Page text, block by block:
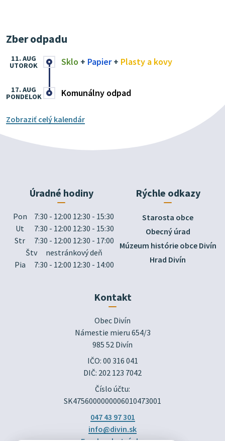
Zber odpadu
Sklo + Papier+ Plasty a kovy
11. AUG
UTOROK
Komunálny odpad
17. AUG
PONDELOK
Zobraziť celý kalendár
Úradné hodiny
Pon
7:30 - 12:00 12:30 - 15:30
Ut
7:30 - 12:00 12:30 - 15:30
Str
7:30 - 12:00 12:30 - 17:00
Štv
nestránkový deň
Pia
7:30 - 12:00 12:30 - 14:00
Rýchle odkazy
Starosta obce
Obecný úrad
Múzeum histórie obce Divín
Hrad Divín
Kontakt
Obec Divín
Námestie mieru 654/3
985 52 Divín
IČO: 00 316 041
DIČ: 202 123 7042
Číslo účtu:
SK4756000000006010473001
047 43 97 301
info@divin.sk